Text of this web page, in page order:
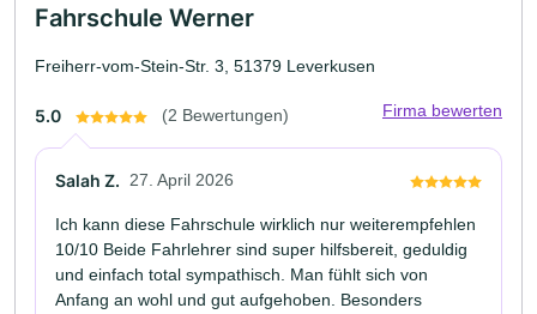
Fahrschule Werner
Freiherr-vom-Stein-Str. 3, 51379 Leverkusen
5.0 (2 Bewertungen) Firma bewerten
Salah Z. 27. April 2026
Ich kann diese Fahrschule wirklich nur weiterempfehlen
10/10 Beide Fahrlehrer sind super hilfsbereit, geduldig
und einfach total sympathisch. Man fühlt sich von
Anfang an wohl und gut aufgehoben. Besonders